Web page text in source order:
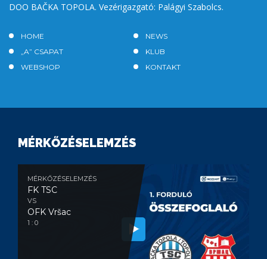
DOO BAČKA TOPOLA. Vezérigazgató: Palágyi Szabolcs.
HOME
NEWS
„A” CSAPAT
KLUB
WEBSHOP
KONTAKT
MÉRKŐZÉSELEMZÉS
MÉRKŐZÉSELEMZÉS
FK TSC
VS
OFK Vršac
1 : 0